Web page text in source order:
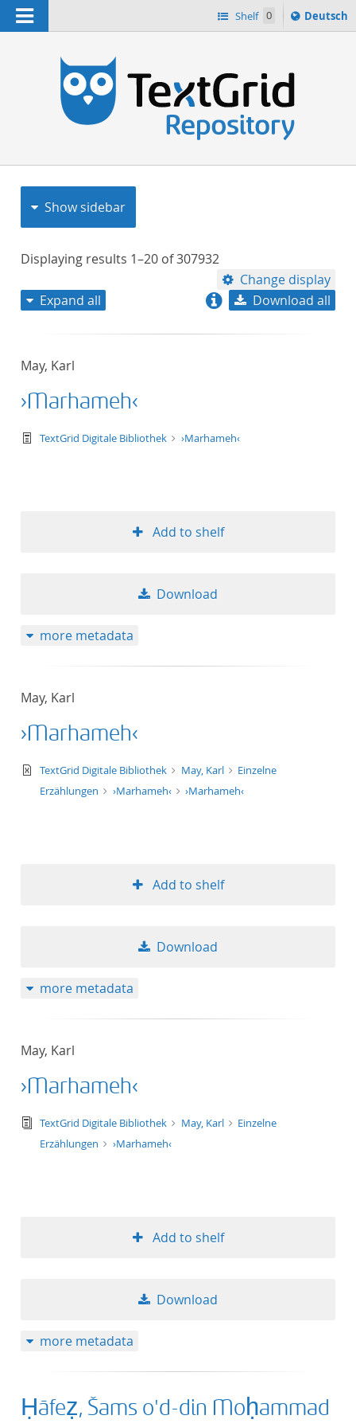
Navigation Shelf 0
Sprache
ï¿½ndern
Deutsch
Show sidebar
Displaying results 1–20 of307932
Change display
Expand all Download all
May, Karl
›Marhameh‹
text/tg.work+xml
TextGrid Digitale Bibliothek ›Marhameh‹
Add to shelf
Download
more metadata
May, Karl
›Marhameh‹
text/xml
TextGrid Digitale Bibliothek May, Karl
Einzelne
Erzählungen
›Marhameh‹ ›Marhameh‹
Add to shelf
Download
more metadata
May, Karl
›Marhameh‹
text/tg.edition+tg.aggregation+xml
TextGrid Digitale Bibliothek May, Karl
Einzelne
Erzählungen
›Marhameh‹
Add to shelf
Download
more metadata
Ḥāfeẓ, Šams o'd-din Moḥammad